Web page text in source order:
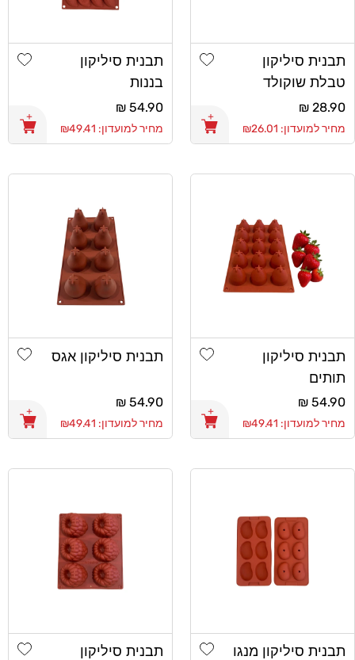
תבנית סיליקון
טבלת שוקולד
קוביות להכנת
שוקולד דובאי
מחיר
רגיל
28.90 ₪
מחיר למועדון: ₪26.01
Add wishlistתבנית סיליקון
בננות
מחיר
רגיל
54.90 ₪
מחיר למועדון: ₪49.41
תבנית סיליקון
תותים
מחיר
רגיל
54.90 ₪
מחיר למועדון: ₪49.41
Add wishlistתבנית סיליקון אגס
מחיר
רגיל
54.90 ₪
מחיר למועדון: ₪49.41
תבנית סיליקון מנגו Add wishlistתבנית סיליקון